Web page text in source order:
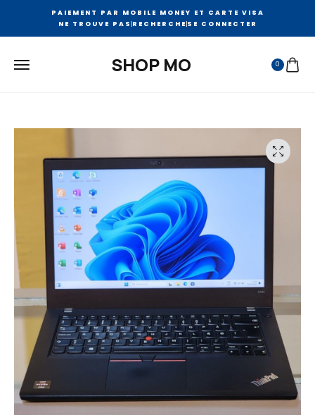
PAIEMENT PAR MOBILE MONEY ET CARTE VISA
NE TROUVE PAS RECHERCHESE CONNECTER
SHOP MO 0